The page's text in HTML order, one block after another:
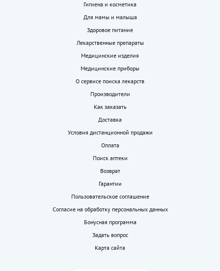
Гигиена и косметика
Для мамы и малыша
Здоровое питание
Лекарственные препараты
Медицинские изделия
Медицинские приборы
О сервисе поиска лекарств
Производители
Как заказать
Доставка
Условия дистанционной продажи
Оплата
Поиск аптеки
Возврат
Гарантии
Пользовательское соглашение
Согласие на обработку персональных данных
Бонусная программа
Задать вопрос
Карта сайта